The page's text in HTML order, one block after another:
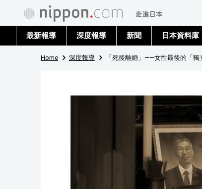
最新報導 深度報導 新聞 日本資料庫
Home 深度報導 「死後離婚」——女性最後的「獨